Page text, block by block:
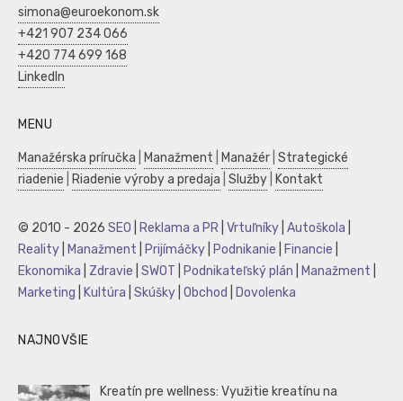
simona@euroekonom.sk
+421 907 234 066
+420 774 699 168
LinkedIn
MENU
Manažérska príručka Manažment Manažér Strategické
riadenie
Riadenie výroby a predaja Služby Kontakt
© 2010 - 2026 SEO Reklama a PR Vrtuľníky Autoškola
Reality
Manažment Prijímáčky Podnikanie Financie
Ekonomika
Zdravie SWOT Podnikateľský plán Manažment
Marketing
Kultúra Skúšky Obchod Dovolenka
NAJNOVŠIE
Kreatín pre wellness: Využitie kreatínu na